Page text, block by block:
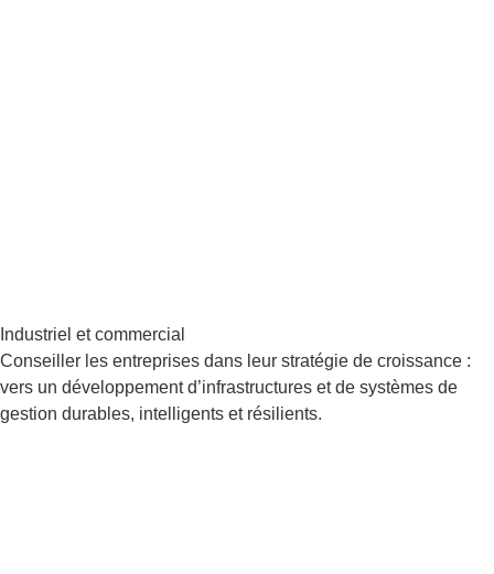
Industriel et commercial
Conseiller les entreprises dans leur stratégie de croissance :
vers un développement d’infrastructures et de systèmes de
gestion durables, intelligents et résilients.